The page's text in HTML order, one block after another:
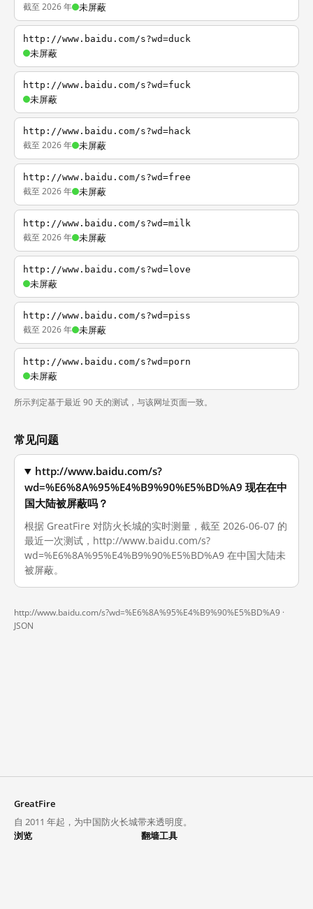
截至 2026 年 未屏蔽
http://www.baidu.com/s?wd=duck
未屏蔽
http://www.baidu.com/s?wd=fuck
未屏蔽
http://www.baidu.com/s?wd=hack
截至 2026 年 未屏蔽
http://www.baidu.com/s?wd=free
截至 2026 年 未屏蔽
http://www.baidu.com/s?wd=milk
截至 2026 年 未屏蔽
http://www.baidu.com/s?wd=love
未屏蔽
http://www.baidu.com/s?wd=piss
截至 2026 年 未屏蔽
http://www.baidu.com/s?wd=porn
未屏蔽
所示判定基于最近 90 天的测试，与该网址页面一致。
常见问题
http://www.baidu.com/s?
wd=%E6%8A%95%E4%B9%90%E5%BD%A9 现在在中
国大陆被屏蔽吗？
根据 GreatFire 对防火长城的实时测量，截至 2026-06-07 的
最近一次测试，http://www.baidu.com/s?
wd=%E6%8A%95%E4%B9%90%E5%BD%A9 在中国大陆未
被屏蔽。
http://www.baidu.com/s?wd=%E6%8A%95%E4%B9%90%E5%BD%A9 ·
JSON
GreatFire
自 2011 年起，为中国防火长城带来透明度。
浏览
翻墙工具